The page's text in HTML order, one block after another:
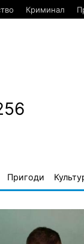
Криминал
Пригоди